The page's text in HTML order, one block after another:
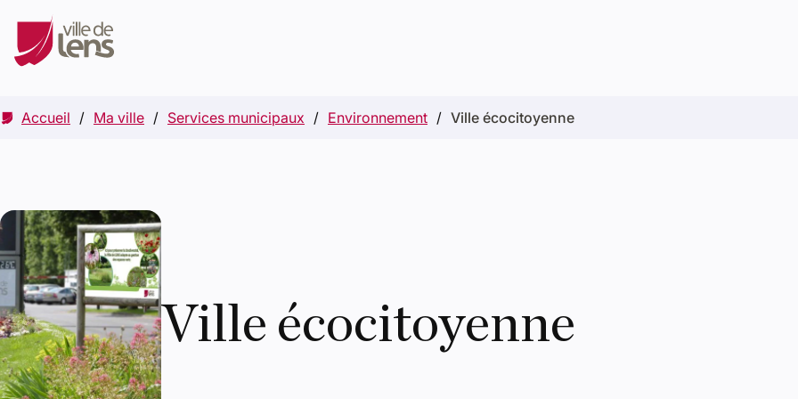
Accueil Ma ville Services municipaux Environnement Ville écocitoyenne
Ville écocitoyenne